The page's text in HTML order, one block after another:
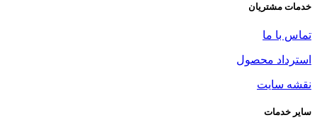
خدمات مشتریان
تماس با ما
استرداد محصول
نقشه سایت
سایر خدمات